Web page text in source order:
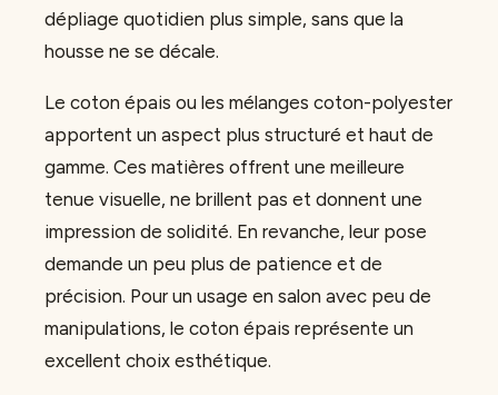
dépliage quotidien plus simple, sans que la
housse ne se décale.
Le coton épais ou les mélanges coton-polyester
apportent un aspect plus structuré et haut de
gamme. Ces matières offrent une meilleure
tenue visuelle, ne brillent pas et donnent une
impression de solidité. En revanche, leur pose
demande un peu plus de patience et de
précision. Pour un usage en salon avec peu de
manipulations, le coton épais représente un
excellent choix esthétique.